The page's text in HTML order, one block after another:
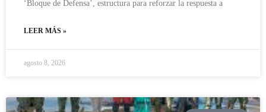
‘Bloque de Defensa’, estructura para reforzar la respuesta a
LEER MÁS »
agosto 8, 2026